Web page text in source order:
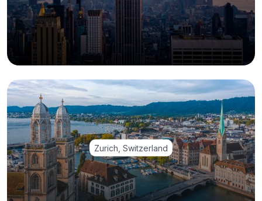
Zurich, Switzerland